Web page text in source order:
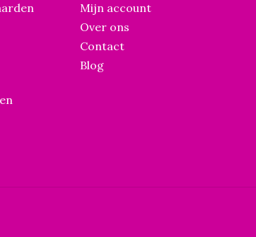
Mijn account
Over ons
Contact
Blog